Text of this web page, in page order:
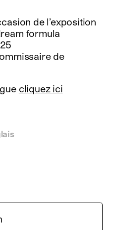
de l’exposition
formula
de
cliquez ici